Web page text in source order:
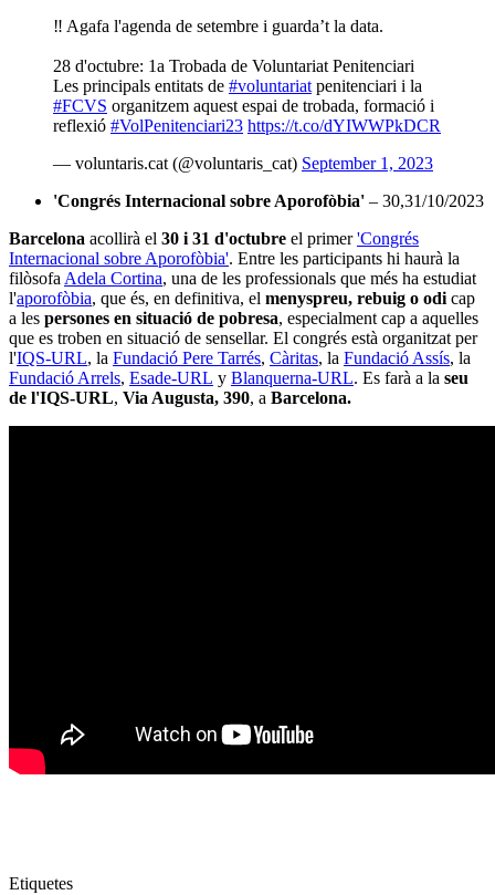
‼️ Agafa l'agenda de setembre i guarda’t la data.
28 d'octubre: 1a Trobada de Voluntariat Penitenciari
Les principals entitats de #voluntariatpenitenciari i la
#FCVS organitzem aquest espai de trobada, formació i
reflexió #VolPenitenciari23 https://t.co/dYIWWPkDCR
— voluntaris.cat (@voluntaris_cat) September 1, 2023
'Congrés Internacional sobre Aporofòbia' – 30,31/10/2023
Barcelona acollirà el 30 i 31 d'octubre el primer'Congrés
Internacional sobre Aporofòbia'. Entre les participants hi haurà la
filòsofaAdela Cortina, una de les professionals que més ha estudiat
l'aporofòbia, que és, en definitiva, el menyspreu, rebuig o odicap
a les persones en situació de pobresa, especialment cap a aquelles
que es troben en situació de sensellar. El congrés està organitzat per
l'IQS-URL, la Fundació Pere Tarrés, Càritas, la Fundació Assís, la
Fundació Arrels, Esade-URL y Blanquerna-URL. Es farà a la seu
de l'IQS-URL, Via Augusta, 390, a Barcelona.
Etiquetes